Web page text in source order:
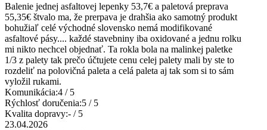
Balenie jednej asfaltovej lepenky 53,7€ a paletová preprava
55,35€ štvalo ma, že prerpava je drahšia ako samotný produkt
bohužiaľ celé východné slovensko nemá modifikované
asfaltové pásy.... každé stavebniny iba oxidované a jednu rolku
mi nikto nechcel objednať. Ta rokla bola na malinkej paletke
1/3 z palety tak prečo účtujete cenu celej palety mali by ste to
rozdeliť na polovičná paleta a celá paleta aj tak som si to sám
vyložil rukami.
Komunikácia:4 / 5
Rýchlosť doručenia:5 / 5
Kvalita dopravy:- / 5
23.04.2026